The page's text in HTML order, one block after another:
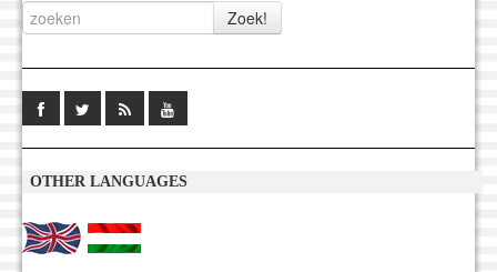
OTHER LANGUAGES